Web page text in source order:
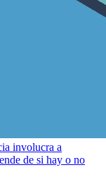
involucra a
de si hay o no